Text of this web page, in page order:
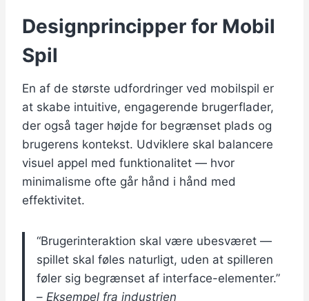
Designprincipper for Mobil
Spil
En af de største udfordringer ved mobilspil er
at skabe intuitive, engagerende brugerflader,
der også tager højde for begrænset plads og
brugerens kontekst. Udviklere skal balancere
visuel appel med funktionalitet — hvor
minimalisme ofte går hånd i hånd med
effektivitet.
“Brugerinteraktion skal være ubesværet —
spillet skal føles naturligt, uden at spilleren
føler sig begrænset af interface-elementer.”
– Eksempel fra industrien